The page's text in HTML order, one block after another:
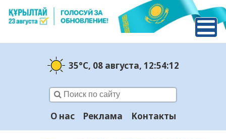
35°C, 08 августа, 12:54:13
О нас Реклама Контакты